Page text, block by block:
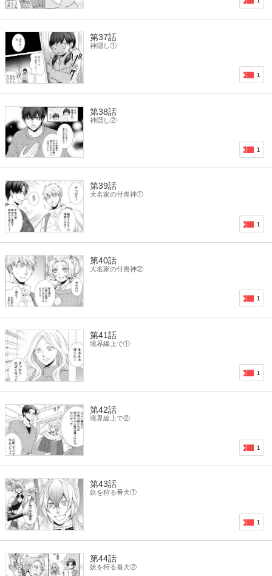
第37話
神隠し①
1
第38話
神隠し②
1
第39話
大名家の付喪神①
1
第40話
大名家の付喪神②
1
第41話
境界線上で①
1
第42話
境界線上で②
1
第43話
妖を狩る番犬①
1
第44話
妖を狩る番犬②